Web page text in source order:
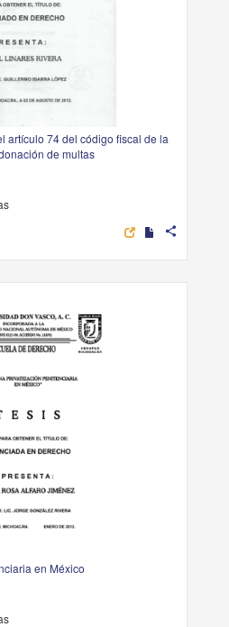
artículo 74 del código fiscal de la
de multas
share
en México